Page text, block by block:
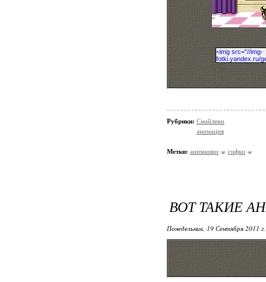
Рубрики: Смайлики
анимация
Метки: анимашки гифки
ВОТ ТАКИЕ
Понедельник, 19 Сентября 2011